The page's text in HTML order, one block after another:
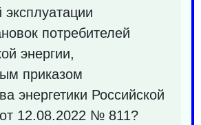
эксплуатации
потребителей
энергии,
приказом
энергетики Российской
12.08.2022 № 811?